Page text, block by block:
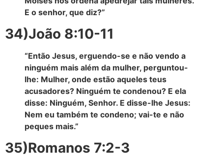
E o senhor, que diz?”
34)João 8:10-11
“Então Jesus, erguendo-se e não vendo a
ninguém mais além da mulher, perguntou-
lhe: Mulher, onde estão aqueles teus
acusadores? Ninguém te condenou? E ela
disse: Ninguém, Senhor. E disse-lhe Jesus:
Nem eu também te condeno; vai-te e não
peques mais.”
35)Romanos 7:2-3